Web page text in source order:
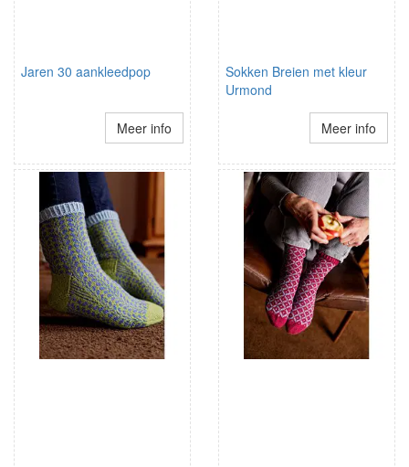
Jaren 30 aankleedpop
Meer info
Sokken Breien met kleur
Urmond
Meer info